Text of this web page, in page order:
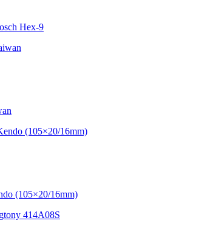
Hex-9
(105×20/16mm)